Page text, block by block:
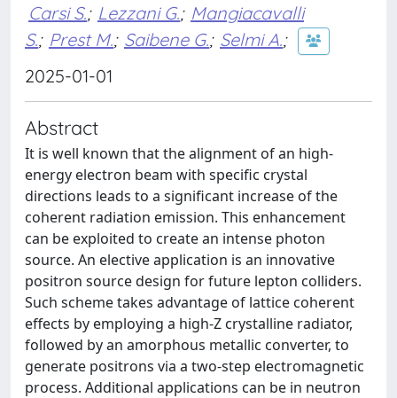
Carsi S.; Lezzani G.; Mangiacavalli
S.; Prest M.; Saibene G.; Selmi A.;
2025-01-01
Abstract
It is well known that the alignment of an high-
energy electron beam with specific crystal
directions leads to a significant increase of the
coherent radiation emission. This enhancement
can be exploited to create an intense photon
source. An elective application is an innovative
positron source design for future lepton colliders.
Such scheme takes advantage of lattice coherent
effects by employing a high-Z crystalline radiator,
followed by an amorphous metallic converter, to
generate positrons via a two-step electromagnetic
process. Additional applications can be in neutron